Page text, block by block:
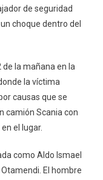
de seguridad
choque dentro del
de la mañana en la
la víctima
causas que se
camión Scania con
el lugar.
como Aldo Ismael
El hombre